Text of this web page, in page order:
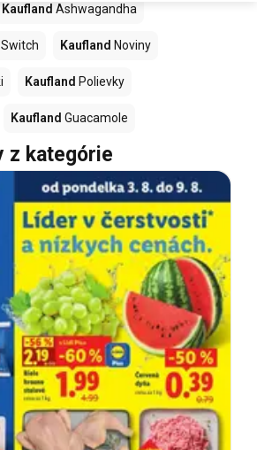
Kaufland Ashwagandha
Kaufland Noviny
Kaufland Polievky
Kaufland Guacamole
z kategórie